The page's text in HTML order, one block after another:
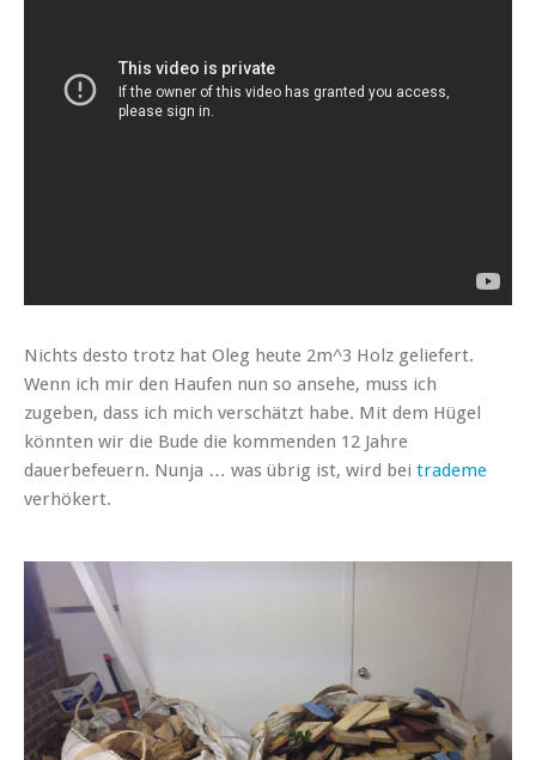
Nichts desto trotz hat Oleg heute 2m^3 Holz geliefert.
Wenn ich mir den Haufen nun so ansehe, muss ich
zugeben, dass ich mich verschätzt habe. Mit dem Hügel
könnten wir die Bude die kommenden 12 Jahre
dauerbefeuern. Nunja … was übrig ist, wird bei trademe
verhökert.